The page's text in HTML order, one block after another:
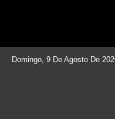
Domingo, 9 De Agosto De